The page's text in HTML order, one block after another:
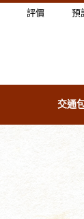
評價 預
交通